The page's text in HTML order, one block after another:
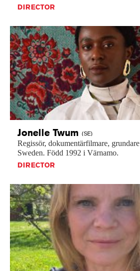
DIRECTOR
Jonelle Twum (SE)
Regissör, dokumentärfilmare, grundare
Sweden. Född 1992 i Värnamo.
DIRECTOR